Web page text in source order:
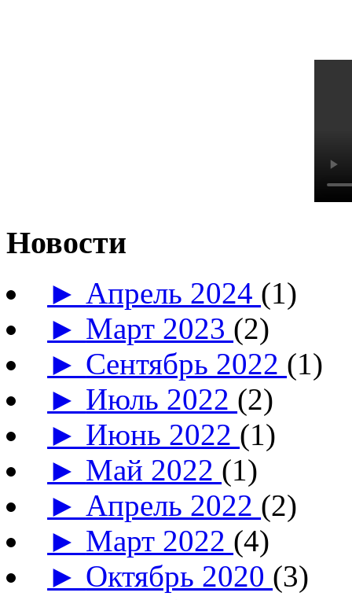
Новости
► Апрель 2024 (1)
► Март 2023 (2)
► Сентябрь 2022 (1)
► Июль 2022 (2)
► Июнь 2022 (1)
► Май 2022 (1)
► Апрель 2022 (2)
► Март 2022 (4)
► Октябрь 2020 (3)